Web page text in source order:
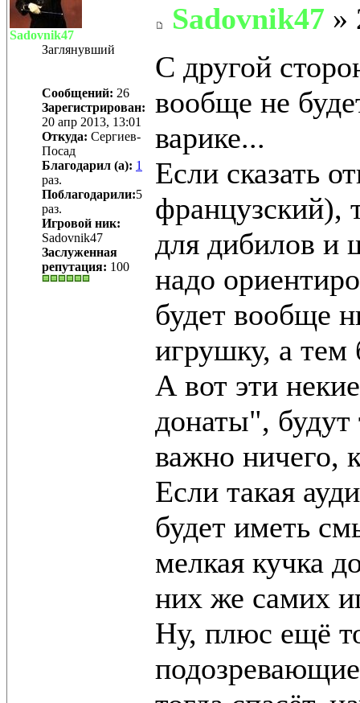
Sadovnik47
Заглянувший
Сообщений: 26
Зарегистрирован:
20 апр 2013, 13:01
Откуда: Сергиев-
Посад
Благодарил (а): 1
раз.
Поблагодарили:5
раз.
Игровой ник:
Sadovnik47
Заслуженная
репутация: 100
Sadovnik47 »
С другой
вообще не
варике...
Если сказать
французский),
для дибилов и
надо
будет вообще
игрушку, а тем
А вот эти
донаты",
важно ничего,
Если такая
будет иметь
мелкая кучка
них же самих
Ну, плюс ещё